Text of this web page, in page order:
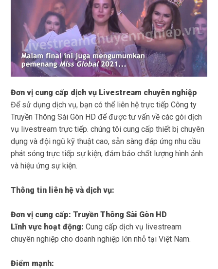
Đơn vị cung cấp dịch vụ Livestream chuyên nghiệp
Để sử dụng dịch vụ, bạn có thể liên hệ trực tiếp Công ty
Truyền Thông Sài Gòn HD để được tư vấn về các gói dịch
vụ livestream trực tiếp. chúng tôi cung cấp thiết bị chuyên
dụng và đội ngũ kỹ thuật cao, sẵn sàng đáp ứng nhu cầu
phát sóng trực tiếp sự kiện, đảm bảo chất lượng hình ảnh
và hiệu ứng sự kiện.
Thông tin liên hệ và dịch vụ:
Đơn vị cung cấp: Truyền Thông Sài Gòn HD
Lĩnh vực hoạt động: Cung cấp dịch vụ livestream
chuyên nghiệp cho doanh nghiệp lớn nhỏ tại Việt Nam.
Điểm mạnh: